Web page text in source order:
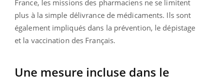
France, les missions des pharmaciens ne se limitent
plus à la simple délivrance de médicaments. Ils sont
également impliqués dans la prévention, le dépistage
et la vaccination des Français.
Une mesure incluse dans le